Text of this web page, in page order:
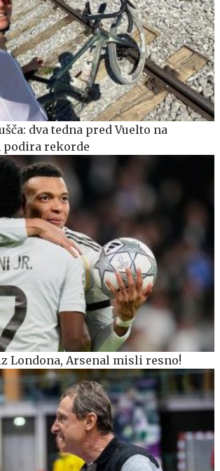
dva tedna pred Vuelto na
podira rekorde
Londona, Arsenal misli resno!